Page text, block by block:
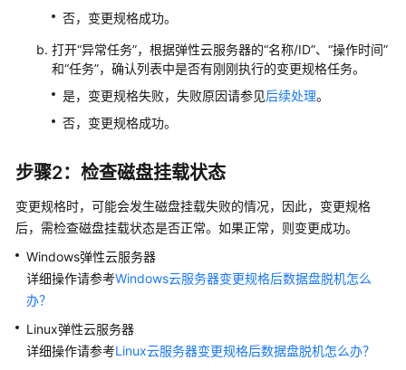
通
过
性
助
手
更
ECS
规
格
变
更
至
Flexus
X
否，变更规格成功。
打开“异常任务”，根据弹性云服务器的“名称/ID”、“操作时间”
和“任务”，确认列表中是否有刚刚执行的变更规格任务。
是，变更规格失败，失败原因请参见后续处理。
否，变更规格成功。
步骤2：检查磁盘挂载状态
变更规格时，可能会发生磁盘挂载失败的情况，因此，变更规格
后，需检查磁盘挂载状态是否正常。如果正常，则变更成功。
Windows弹性云服务器
详细操作请参考Windows云服务器变更规格后数据盘脱机怎么
办？
Linux弹性云服务器
详细操作请参考Linux云服务器变更规格后数据盘脱机怎么办？